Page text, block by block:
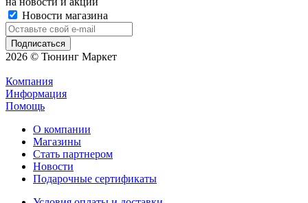
Новости магазина
2026 © Тюнинг Маркет
Компания
Информация
Помощь
О компании
Магазины
Стать партнером
Новости
Подарочные сертификаты